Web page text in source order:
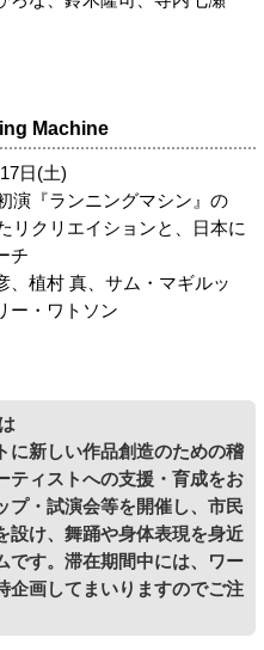
Machine
日(土)
演『ランニングマシン』の
リクリエイションと、日本に
チ
、植村 真、サム・マギルッ
ー・ワトソン
に新しい作品創造のための稽
ティストへの支援・育成をお
プ・試演会等を開催し、市民
設け、舞踊や身体表現を身近
です。滞在期間中には、ワー
企画してまいりますのでご注